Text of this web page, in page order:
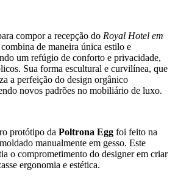
compor a recepção do Royal Hotel em
combina de maneira única estilo e
um refúgio de conforto e privacidade,
Sua forma escultural e curvilínea, que
a perfeição do design orgânico
novos padrões no mobiliário de luxo.
protótipo da Poltrona Egg foi feito na
manualmente em gesso. Este
o comprometimento do designer em criar
ergonomia e estética.